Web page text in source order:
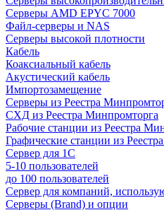
Серверы AMD EPYC 7000
Файл-серверы и NAS
Серверы высокой плотности
Кабель
Коаксиальный кабель
Акустический кабель
Импортозамещение
Серверы из Реестра
СХД из Реестра Минпромторга
Рабочие станции из Реестра
Графические станции из
Сервер для 1С
5-10 пользователей
до 100 пользователей
Сервер для компаний,
Серверы (Brand) и опции